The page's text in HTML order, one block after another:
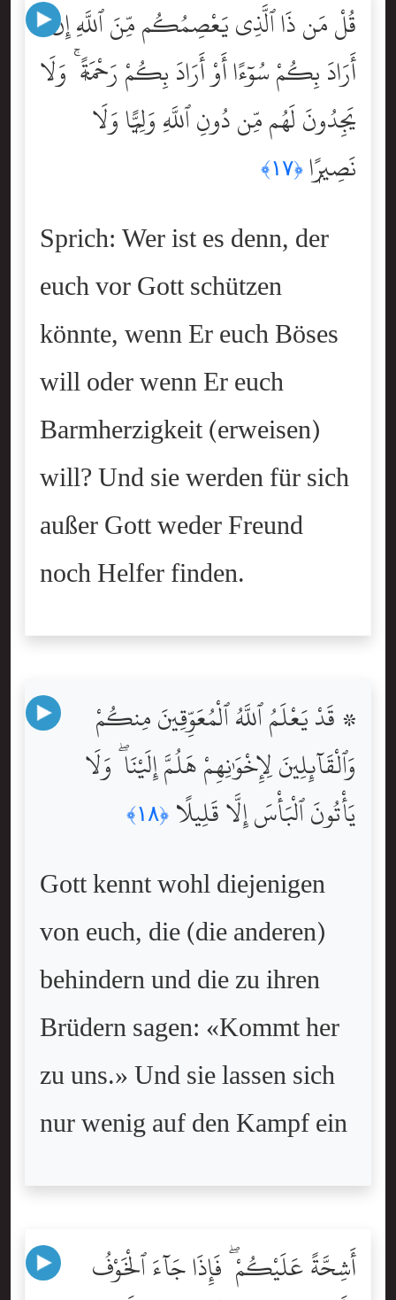
قُلْ مَن ذَا ٱلَّذِى يَعْصِمُكُم مِّنَ ٱللَّهِ إِنْ
أَرَادَ بِكُمْ سُوٓءًا أَوْ أَرَادَ بِكُمْ رَحْمَةًۭ ۚ وَلَا
يَجِدُونَ لَهُم مِّن دُونِ ٱللَّهِ وَلِيًّۭا وَلَا
نَصِيرًۭا ﴿١٧﴾
Sprich: Wer ist es denn, der
euch vor Gott schützen
könnte, wenn Er euch Böses
will oder wenn Er euch
Barmherzigkeit (erweisen)
will? Und sie werden für sich
außer Gott weder Freund
noch Helfer finden.
۞ قَدْ يَعْلَمُ ٱللَّهُ ٱلْمُعَوِّقِينَ مِنكُمْ
وَٱلْقَآئِلِينَ لِإِخْوَٰنِهِمْ هَلُمَّ إِلَيْنَا ۖ وَلَا
يَأْتُونَ ٱلْبَأْسَ إِلَّا قَلِيلًا ﴿١٨﴾
Gott kennt wohl diejenigen
von euch, die (die anderen)
behindern und die zu ihren
Brüdern sagen: «Kommt her
zu uns.» Und sie lassen sich
nur wenig auf den Kampf ein
أَشِحَّةً عَلَيْكُمْ ۖ فَإِذَا جَآءَ ٱلْخَوْفُ